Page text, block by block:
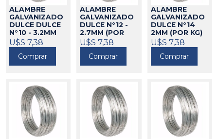
ALAMBRE
GALVANIZADO
DULCE DULCE
N°10 - 3.2MM
(POR KG)
U$S 7,38
Comprar
ALAMBRE
GALVANIZADO
DULCE N°12 -
2.7MM (POR
KG)46025
U$S 7,38
Comprar
ALAMBRE
GALVANIZADO
DULCE N°14
2MM (POR KG)
46027
U$S 7,38
Comprar